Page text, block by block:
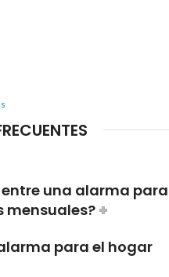
una alarma para
mensuales?
para el hogar